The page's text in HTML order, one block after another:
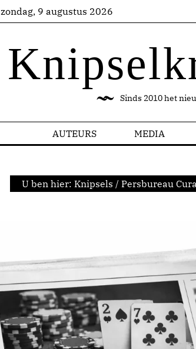
zondag, 9 augustus 2026
Sinds 2010 het
AUTEURS MEDIA
U ben hier: Knipsels / Persbureau